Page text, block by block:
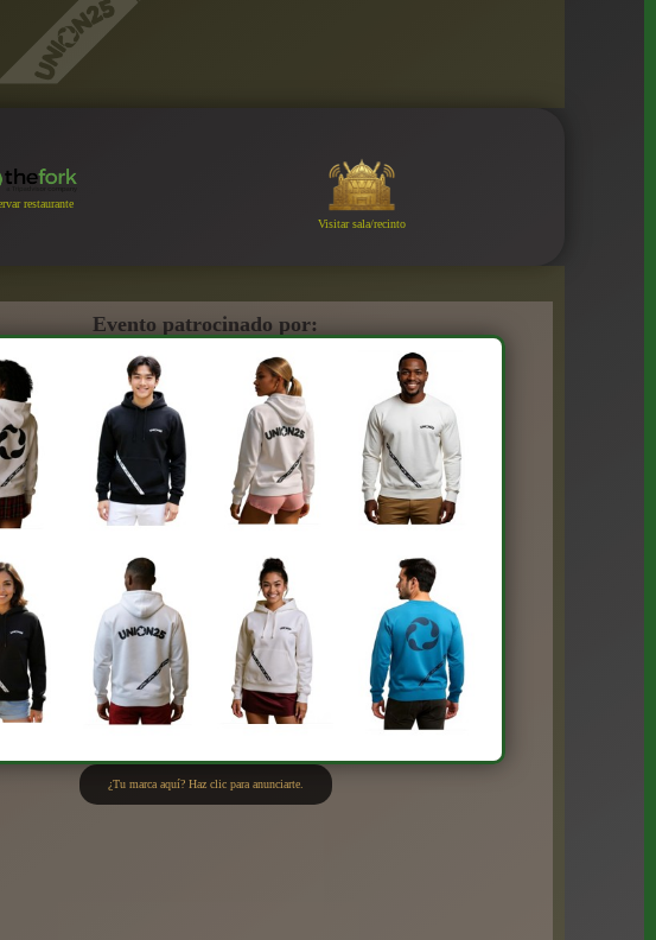
restaurante
Visitar sala/recinto
Evento patrocinado por:
¿Tu marca aquí? Haz clic para anunciarte.